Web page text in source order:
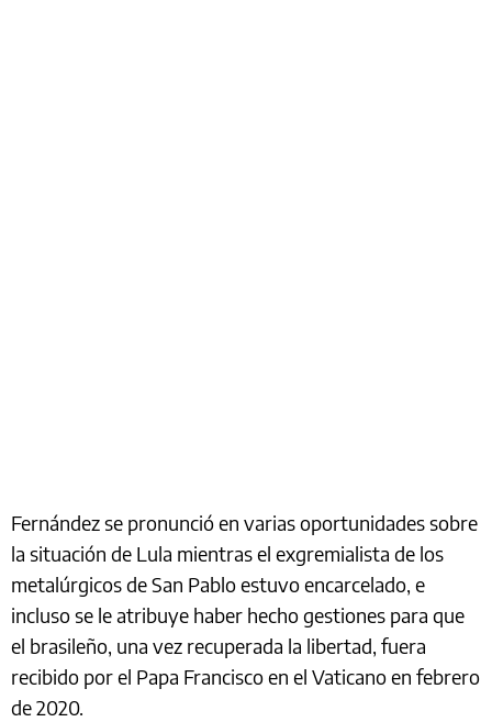
Fernández se pronunció en varias oportunidades sobre
la situación de Lula mientras el exgremialista de los
metalúrgicos de San Pablo estuvo encarcelado, e
incluso se le atribuye haber hecho gestiones para que
el brasileño, una vez recuperada la libertad, fuera
recibido por el Papa Francisco en el Vaticano en febrero
de 2020.